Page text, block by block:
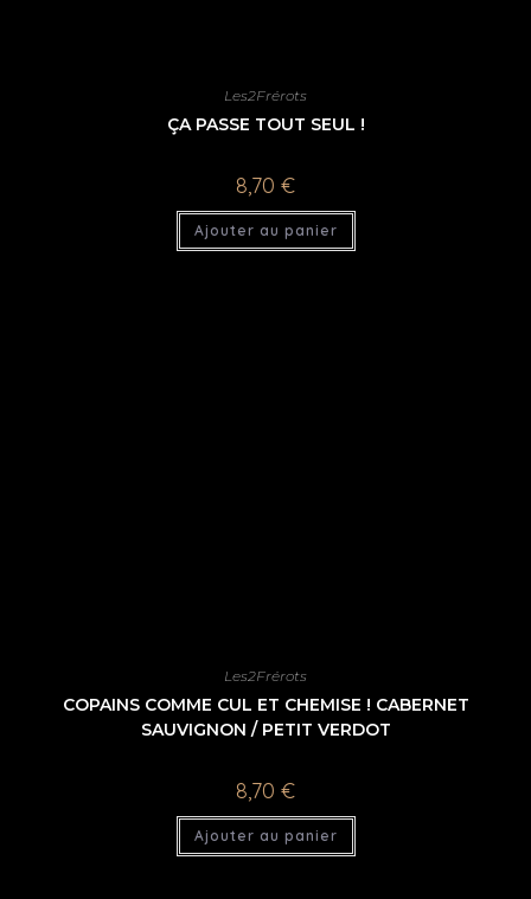
Les2Frérots
ÇA PASSE TOUT SEUL !
8,70 €
Ajouter au panier
Les2Frérots
COPAINS COMME CUL ET CHEMISE ! CABERNET
SAUVIGNON / PETIT VERDOT
8,70 €
Ajouter au panier